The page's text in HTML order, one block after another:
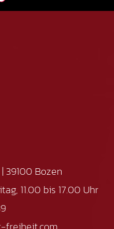
39100 Bozen
11.00 bis 17.00 Uhr